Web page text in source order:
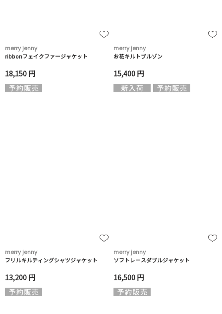
merry jenny
ribbonフェイクファージャケット
18,150 円
merry jenny
お花キルトブルゾン
15,400 円
merry jenny
フリルキルティングシャツジャケット
13,200 円
merry jenny
ソフトレースダブルジャケット
16,500 円